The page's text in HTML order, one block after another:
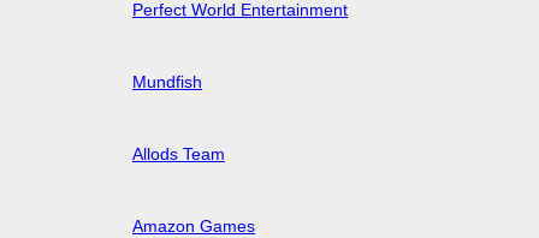
Perfect World Entertainment
Mundfish
Allods Team
Amazon Games